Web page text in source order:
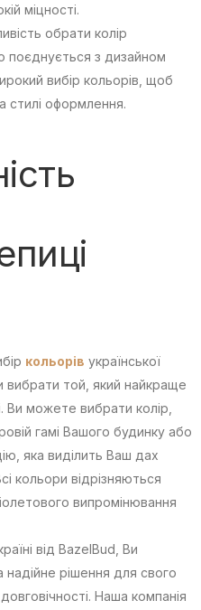
міцності.
обрати колір
поєднується з дизайном
вибір кольорів, щоб
стилі оформлення.
кольорів української
той, який найкраще
Ви можете вибрати колір,
гамі Вашого будинку або
яка виділить Ваш дах
кольори відрізняються
випромінювання
від BazelBud, Ви
рішення для свого
Наша компанія